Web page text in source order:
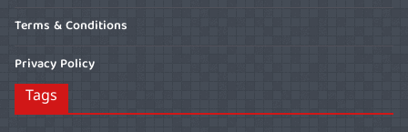
Terms & Conditions
Privacy Policy
Tags